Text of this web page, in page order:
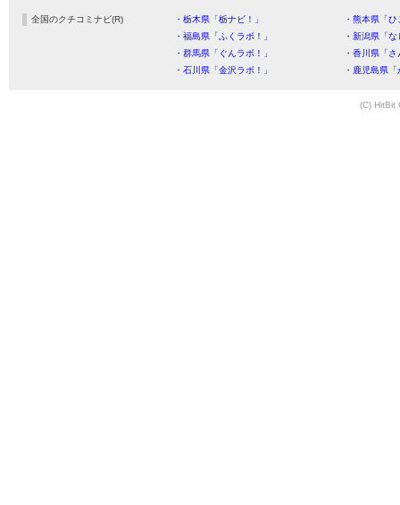
全国のクチコミナビ(R) ・栃木県「栃ナビ！」
・熊本県「
・福島県「ふくラボ！」
・新潟県「
・群馬県「ぐんラボ！」
・香川県「
・石川県「金沢ラボ！」
・鹿児島県
(C) HitBit